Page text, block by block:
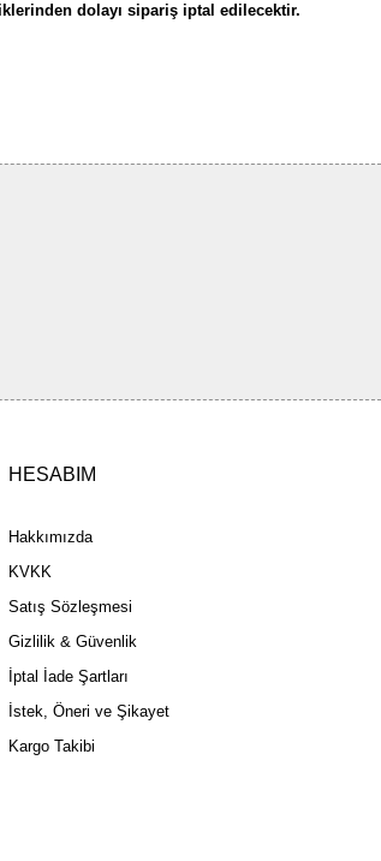
dolayı sipariş iptal edilecektir.
HESABIM
Hakkımızda
KVKK
Satış Sözleşmesi
Gizlilik & Güvenlik
İptal İade Şartları
İstek, Öneri ve Şikayet
Kargo Takibi